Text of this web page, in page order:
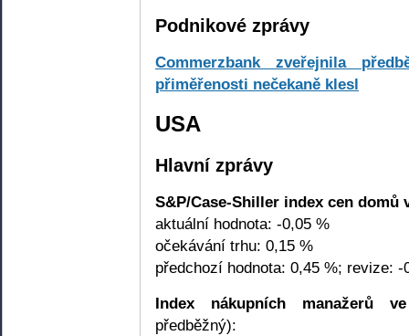
Podnikové zprávy
Commerzbank zveřejnila
přiměřenosti nečekaně klesl
USA
Hlavní zprávy
S&P/Case-Shiller index cen domů
aktuální hodnota: -0,05 %
očekávání trhu: 0,15 %
předchozí hodnota: 0,45 %; revize: -
Index nákupních manažerů
předběžný):